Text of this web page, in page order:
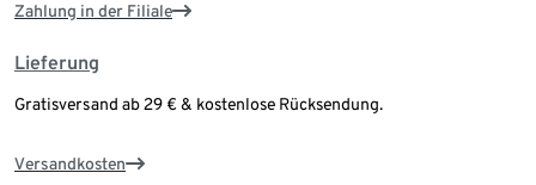
Zahlung in der Filiale
Lieferung
Gratisversand ab 29 € & kostenlose Rücksendung.
Versandkosten